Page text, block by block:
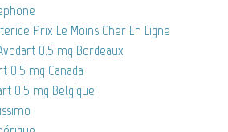
Prix Le Moins Cher En Ligne
0.5 mg Bordeaux
0.5 mg Canada
0.5 mg Belgique